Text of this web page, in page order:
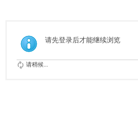
请先登录后才能继续浏览
请稍候...